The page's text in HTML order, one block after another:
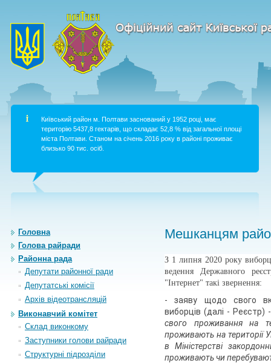
Київський район м. Полтави заснований у 1952 році, має
територію 5437,8 гектарів, що складає 52,8 % від загальної площі
міста Полтави. Станом на січень 2016 року в районі проживає
близько 90 тис. осіб.
Головна
Голова райради
Районна рада
Депутати районної ради
Депутатські комісії
Архiв вiдеотрансляцiй
Виконавчий комітет
Склад виконкому
Заступники голови райради
Структурні підрозділи
Мешканцям
З 1 липня 2020 року
ведення Державного
"Інтернет" такі звернення:
- заяву щодо свого
виборців (далі - Реєстр) -
свого проживання на
проживають на території
в Міністерстві
проживають чи